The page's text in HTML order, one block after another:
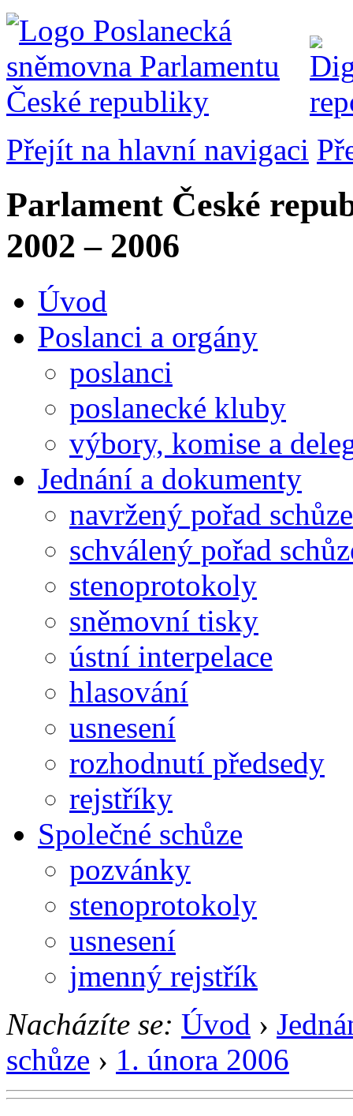
Přejít na hlavní navigaci
Parlament České
2002 – 2006
Úvod
Poslanci a orgány
poslanci
poslanecké kluby
výbory, komise a
Jednání a dokumenty
navržený pořad schůze
schválený pořad
stenoprotokoly
sněmovní tisky
ústní interpelace
hlasování
usnesení
rozhodnutí předsedy
rejstříky
Společné schůze
pozvánky
stenoprotokoly
usnesení
jmenný rejstřík
Nacházíte se: Úvod ›
schůze › 1. února 2006